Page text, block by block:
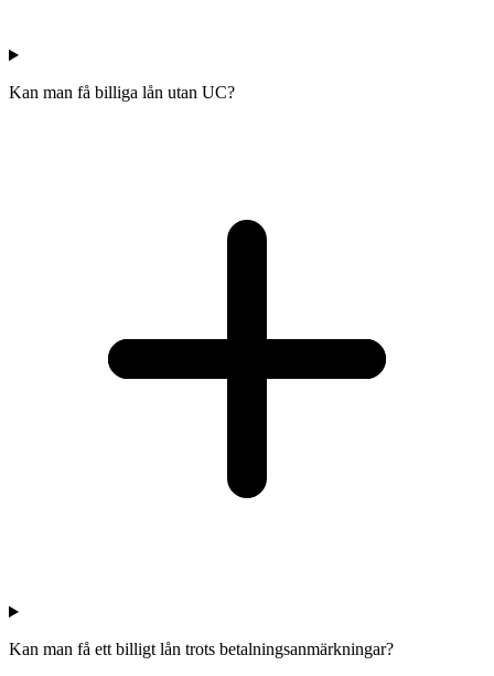
Kan man få billiga lån utan UC?
Kan man få ett billigt lån trots betalningsanmärkningar?